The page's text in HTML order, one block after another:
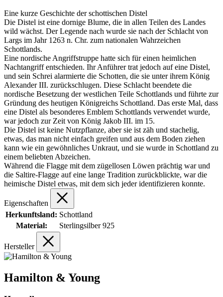
Eine kurze Geschichte der schottischen Distel
Die Distel ist eine dornige Blume, die in allen Teilen des Landes
wild wächst. Der Legende nach wurde sie nach der Schlacht von
Largs im Jahr 1263 n. Chr. zum nationalen Wahrzeichen
Schottlands.
Eine nordische Angriffstruppe hatte sich für einen heimlichen
Nachtangriff entschieden. Ihr Anführer trat jedoch auf eine Distel,
und sein Schrei alarmierte die Schotten, die sie unter ihrem König
Alexander III. zurückschlugen. Diese Schlacht beendete die
nordische Besetzung der westlichen Teile Schottlands und führte zur
Gründung des heutigen Königreichs Schottland. Das erste Mal, dass
eine Distel als besonderes Emblem Schottlands verwendet wurde,
war jedoch zur Zeit von König Jakob III. im 15.
Die Distel ist keine Nutzpflanze, aber sie ist zäh und stachelig,
etwas, das man nicht einfach greifen und aus dem Boden ziehen
kann wie ein gewöhnliches Unkraut, und sie wurde in Schottland zu
einem beliebten Abzeichen.
Während die Flagge mit dem zügellosen Löwen prächtig war und
die Saltire-Flagge auf eine lange Tradition zurückblickte, war die
heimische Distel etwas, mit dem sich jeder identifizieren konnte.
Eigenschaften
Herkunftsland: Schottland
Material:
Sterlingsilber 925
Hersteller
Hamilton & Young